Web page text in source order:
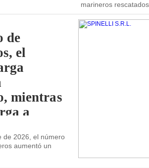
marineros
de
el
mientras
a
de 2026, el número
aumentó un